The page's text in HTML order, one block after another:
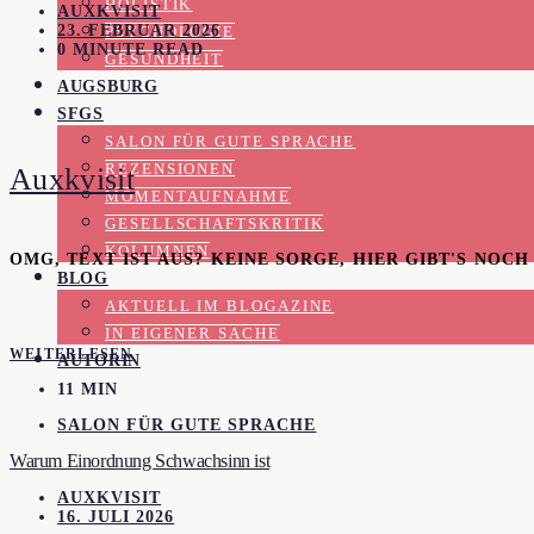
HOLISTIK
PSYCHOLOGIE
GESUNDHEIT
AUGSBURG
SFGS
SALON FÜR GUTE SPRACHE
REZENSIONEN
MOMENTAUFNAHME
GESELLSCHAFTSKRITIK
KOLUMNEN
BLOG
AKTUELL IM BLOGAZINE
IN EIGENER SACHE
AUTORIN
AUXKVISIT
23. FEBRUAR 2026
0 MINUTE READ
Auxkvisit
OMG, TEXT IST AUS? KEINE SORGE, HIER GIBT'S
WEITERLESEN
11 MIN
SALON FÜR GUTE SPRACHE
Warum Einordnung Schwachsinn ist
AUXKVISIT
16. JULI 2026